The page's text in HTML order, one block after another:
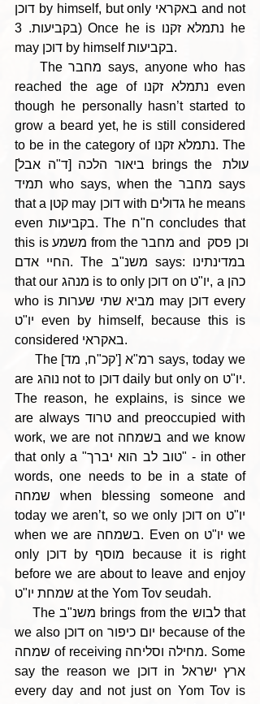
דוכן by himself, but only באקראי and not
בקביעות. 3) Once he is נתמלא זקנו he
may דוכן by himself בקביעות.
reached the age of נתמלא זקנו even
though he personally hasn’t started to
grow a beard yet, he is still considered
to be in the category of נתמלא זקנו. The
ביאור הלכה [ד"ה אבל] brings the עולת
תמיד who says, when the מחבר says
that a קטן may דוכן with גדולים he means
even בקביעות. The ח"ח concludes that
this is משמע from the מחבר and וכן פסק
החיי אדם. The משנ"ב says: במדינתינו
that our מנהג is to only דוכן on יו"ט, a כהן
who is מביא שתי שערות may דוכן every
יו"ט even by himself, because this is
considered באקראי.
are נוהג not to דוכן daily but only on יו"ט.
The reason, he explains, is since we
are always טרוד and preoccupied with
work, we are not בשמחה and we know
that only a "טוב לב הוא יברך" - in other
words, one needs to be in a state of
שמחה when blessing someone and
today we aren’t, so we only דוכן on יו"ט
when we are בשמחה. Even on יו"ט we
only דוכן by מוסף because it is right
before we are about to leave and enjoy
שמחת יו"ט at the Yom Tov seudah.
we also דוכן on יום כיפור because of the
שמחה of receiving מחילה וסליחה. Some
say the reason we דוכן in ארץ ישראל
every day and not just on Yom Tov is